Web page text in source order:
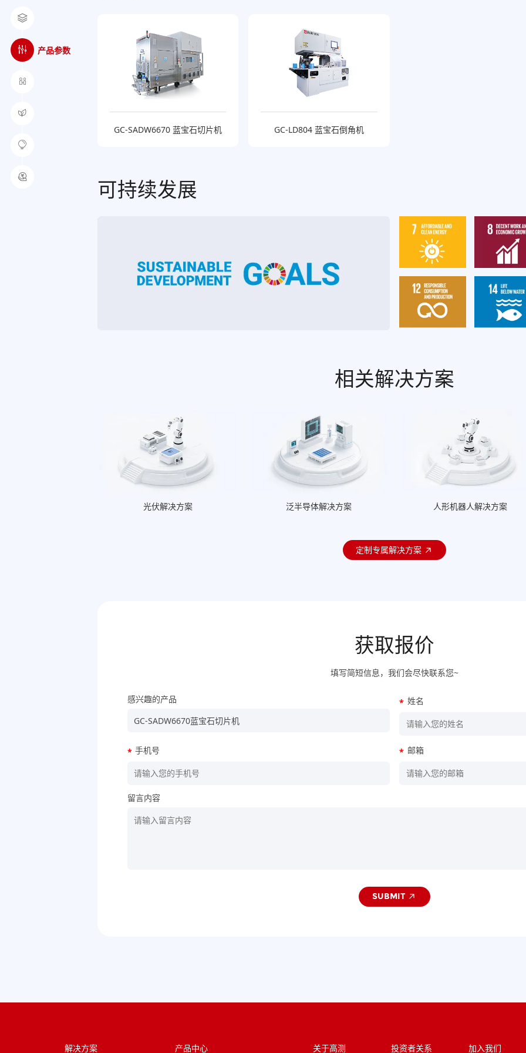
产品参数
GC-SADW6670 蓝宝石切片机 GC-LD804 蓝宝石倒角机
可持续发展
相关解决方案
光伏解决方案 泛半导体解决方案 人形机器人解决方案
定制专属解决方案
获取报价
填写简短信息，我们会尽快联系您~
感兴趣的产品 * 姓名
* 手机号 * 邮箱
留言内容
SUBMIT
解决方案 产品中心 关于高测 投资者关系 加入我们